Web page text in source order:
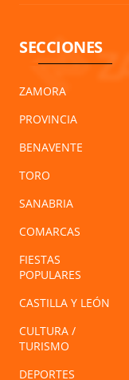
SECCIONES
ZAMORA
PROVINCIA
BENAVENTE
TORO
SANABRIA
COMARCAS
FIESTAS
POPULARES
CASTILLA Y LEÓN
CULTURA /
TURISMO
DEPORTES